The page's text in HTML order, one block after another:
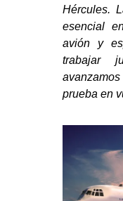
Hércules.
esencial
avión y
trabajar
prueba en